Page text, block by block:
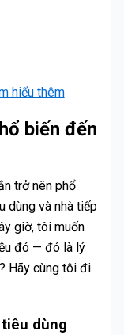
hiểu thêm
biến đến
trở nên phổ
dùng và nhà tiếp
giờ, tôi muốn
đó — đó là lý
Hãy cùng tôi đi
dùng